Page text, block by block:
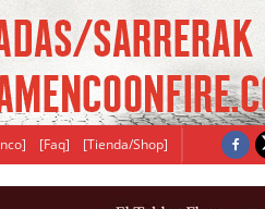
[Faq] [Tienda/Shop]